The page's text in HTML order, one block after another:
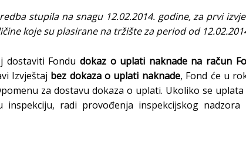
stupila na snagu 12.02.2014. godine, za prvi
koje su plasirane na tržište za period od
dostaviti Fondu dokaz o uplati naknade na račun
Izvještaj bez dokaza o uplati naknade, Fond će u
za dostavu dokaza o uplati. Ukoliko se
inspekciju, radi provođenja inspekcijskog